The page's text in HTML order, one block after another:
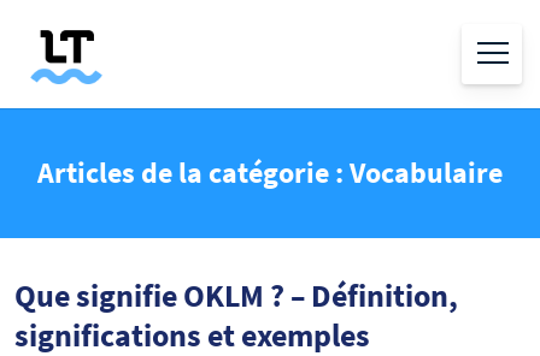
Articles de la catégorie : Vocabulaire
Que signifie OKLM ? – Définition,
significations et exemples